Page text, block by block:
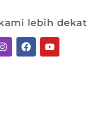
lebih dekat